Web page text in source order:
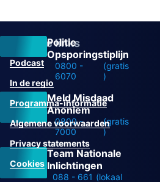
Politie
Opsporingstiplijn
0800 -
6070
(gratis
)
Meld Misdaad
Anoniem
0800 -
7000
(gratis
)
Team Nationale
Inlichtingen
088 - 661 (lokaal
Overige links
Podcast
In de regio
Programma-informatie
Algemene voorwaarden
Privacy statements
Cookies